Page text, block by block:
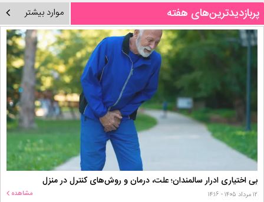
پربازدیدترین‌های هفته موارد بیشتر
بی اختیاری ادرار سالمندان؛ علت، درمان و روش‌های کنترل در منزل
۱۲ مرداد ۱۴۰۵ - ۱۴:۱۶ مشاهده